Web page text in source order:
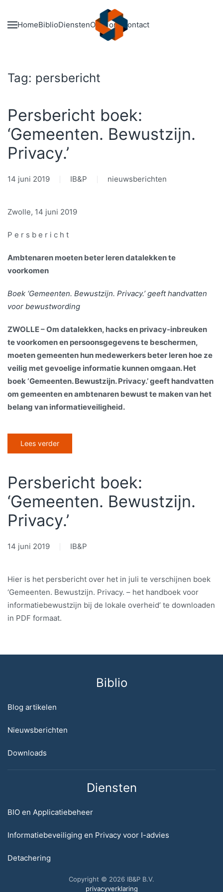
Skip to main content
HomeBiblioDienstenOver onsContact
Tag: persbericht
Persbericht boek:
‘Gemeenten. Bewustzijn.
Privacy.’
14 juni 2019 IB&P nieuwsberichten
Zwolle, 14 juni 2019
P e r s b e r i c h t
Ambtenaren moeten beter leren datalekken te
voorkomen
Boek ‘Gemeenten. Bewustzijn. Privacy.’ geeft handvatten
voor bewustwording
ZWOLLE – Om datalekken, hacks en privacy-inbreuken
te voorkomen en persoonsgegevens te beschermen,
moeten gemeenten hun medewerkers beter leren hoe ze
veilig met gevoelige informatie kunnen omgaan. Het
boek ‘Gemeenten. Bewustzijn. Privacy.’ geeft handvatten
om gemeenten en ambtenaren bewust te maken van het
belang van informatieveiligheid.
Lees verder
Persbericht boek:
‘Gemeenten. Bewustzijn.
Privacy.’
14 juni 2019 IB&P
Hier is het persbericht over het in juli te verschijnen boek
‘Gemeenten. Bewustzijn. Privacy. – het handboek voor
informatiebewustzijn bij de lokale overheid’ te downloaden
in PDF formaat.
Biblio
Blog artikelen
Nieuwsberichten
Downloads
Diensten
BIO en Applicatiebeheer
Informatiebeveiliging en Privacy voor I-advies
Detachering
Copyright © 2026 IB&P B.V.
privacyverklaring